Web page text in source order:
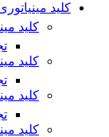
کلید
کلید
کلید
کلید
کلید